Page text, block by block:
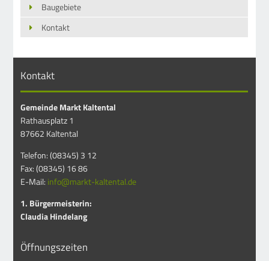
Baugebiete
Kontakt
Kontakt
Gemeinde Markt Kaltental
Rathausplatz 1
87662 Kaltental
Telefon: (08345) 3 12
Fax: (08345) 16 86
E-Mail: info@markt-kaltental.de
1. Bürgermeisterin:
Claudia Hindelang
Öffnungszeiten